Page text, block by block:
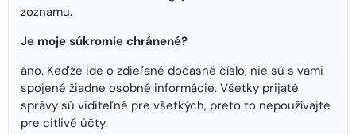
zoznamu.
Je moje súkromie chránené?
áno. Keďže ide o zdieľané dočasné číslo, nie sú s vami
spojené žiadne osobné informácie. Všetky prijaté
správy sú viditeľné pre všetkých, preto to nepoužívajte
pre citlivé účty.